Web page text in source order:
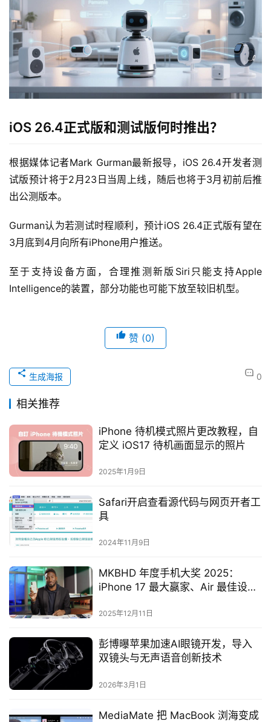
iOS 26.4正式版和测试版何时推出？
根据媒体记者Mark Gurman最新报导，iOS 26.4开发者测
试版预计将于2月23日当周上线，随后也将于3月初前后推
出公测版本。
Gurman认为若测试时程顺利，预计iOS 26.4正式版有望在
3月底到4月向所有iPhone用户推送。
至于支持设备方面，合理推测新版Siri只能支持Apple
Intelligence的装置，部分功能也可能下放至较旧机型。
赞 (0)
0
生成海报
相关推荐
iPhone 待机模式照片更改教程，自
定义 iOS17 待机画面显示的照片
2025年1月9日
Safari开启查看源代码与网页开者工
具
2024年11月9日
MKBHD 年度手机大奖 2025：
iPhone 17 最大赢家、Air 最佳设
2025年12月11日
彭博曝苹果加速AI眼镜开发，导入
双镜头与无声语音创新技术
2026年3月1日
MediaMate 把 MacBook 浏海变成